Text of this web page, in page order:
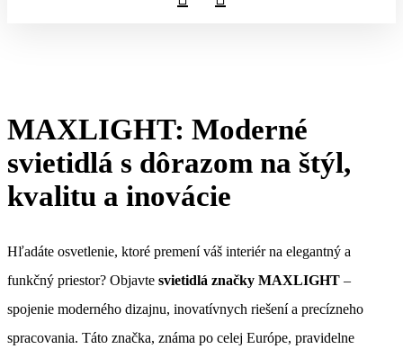
MAXLIGHT: Moderné
svietidlá s dôrazom na štýl,
kvalitu a inovácie
Hľadáte osvetlenie, ktoré premení váš interiér na elegantný a
funkčný priestor? Objavte svietidlá značky MAXLIGHT –
spojenie moderného dizajnu, inovatívnych riešení a precízneho
spracovania. Táto značka, známa po celej Európe, pravidelne